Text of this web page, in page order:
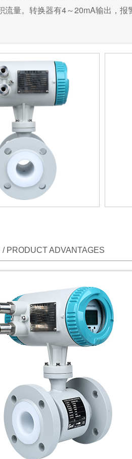
流量。转换器有4～20mA输出，
/ PRODUCT ADVANTAGES